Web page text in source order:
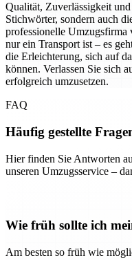
Qualität, Zuverlässigkeit
Stichwörter, sondern auch
professionelle Umzugsfirma
nur ein Transport ist – es
die Erleichterung, sich auf
können. Verlassen Sie sich
erfolgreich umzusetzen.
FAQ
Häufig gestellte
Hier finden Sie Antworten
unseren Umzugsservice –
Wie früh sollte ich
Am besten so früh wie